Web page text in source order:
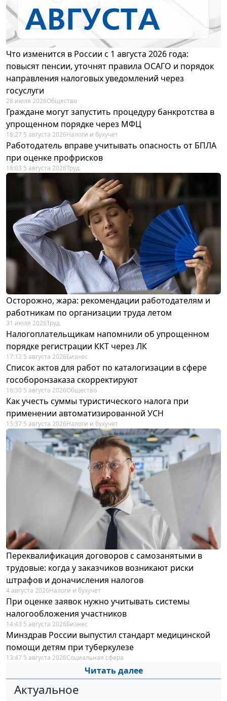
Что изменится в России с 1 августа 2026 года:
повысят пенсии, уточнят правила ОСАГО и порядок
направления налоговых уведомлений через
госуслуги
28 июля 2026Общество
Граждане могут запустить процедуру банкротства в
упрощенном порядке через МФЦ
18:27 5 августа 2026Налоги и бухучет
Работодатель вправе учитывать опасность от БПЛА
при оценке профрисков
18:03 5 августа 2026Труд
Осторожно, жара: рекомендации работодателям и
работникам по организации труда летом
31 июля 2026Труд
Налогоплательщикам напомнили об упрощенном
порядке регистрации ККТ через ЛК
17:12 5 августа 2026Бизнес
Список актов для работ по каталогизации в сфере
гособоронзаказа скорректируют
16:30 5 августа 2026Общество
Как учесть суммы туристического налога при
применении автоматизированной УСН
15:37 5 августа 2026Налоги и бухучет
Переквалификация договоров с самозанятыми в
трудовые: когда у заказчиков возникают риски
штрафов и доначисления налогов
4 августа 2026Налоги и бухучет
При оценке заявок нужно учитывать системы
налогообложения участников
14:43 5 августа 2026Бизнес
Минздрав России выпустил стандарт медицинской
помощи детям при туберкулезе
13:47 5 августа 2026Социальная сфера
Читать далее
Актуальное